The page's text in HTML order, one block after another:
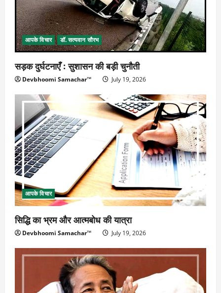
आपके विचार डॉ. सत्यवान सौरभ
सड़क दुर्घटनाएँ : सुशासन की बड़ी चुनौती
Devbhoomi Samachar™ July 19, 2026
आपके विचार
सिद्धि का भ्रम और आत्मबोध की यात्रा
Devbhoomi Samachar™ July 19, 2026